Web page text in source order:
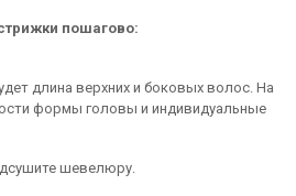
пошагово:
длина верхних и боковых волос. На
формы головы и индивидуальные
шевелюру.